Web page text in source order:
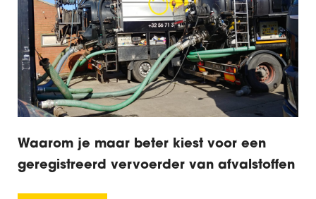
Waarom je maar beter kiest voor een
geregistreerd vervoerder van afvalstoffen